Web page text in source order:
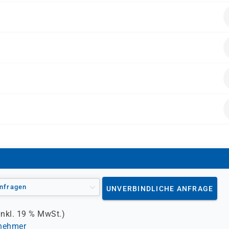
Pearson VUE-Testcenter abgelegt werden)
UNVERBINDLICHE ANFRAGE
19 % MwSt.)